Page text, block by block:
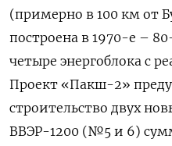
(примерно в 100 км от
построена в 1970-е –
четыре энергоблока с
Проект «Пакш-2»
строительство двух
ВВЭР-1200 (№5 и 6)